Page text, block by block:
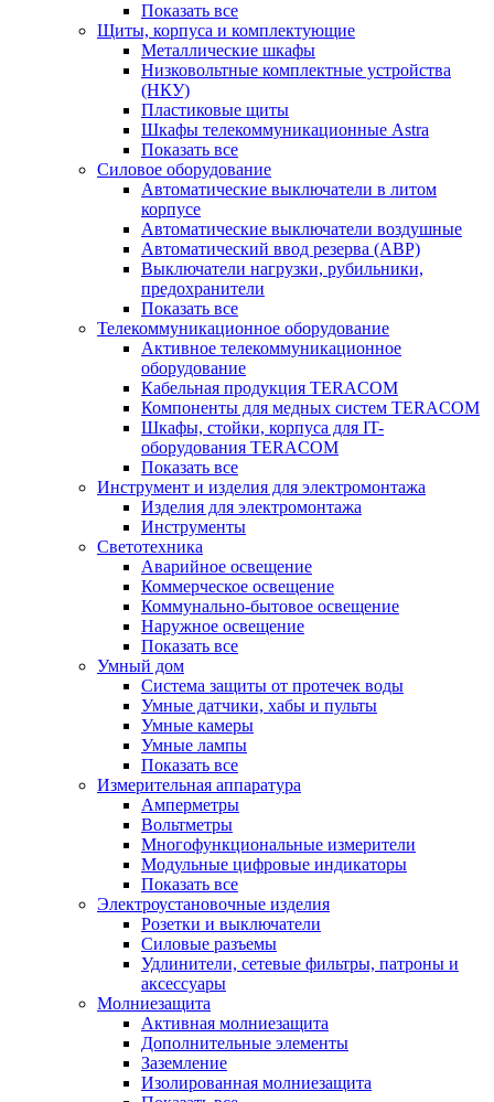
Показать все
Щиты, корпуса и комплектующие
Металлические шкафы
Низковольтные комплектные устройства
(НКУ)
Пластиковые щиты
Шкафы телекоммуникационные Astra
Показать все
Силовое оборудование
Автоматические выключатели в литом
корпусе
Автоматические выключатели воздушные
Автоматический ввод резерва (АВР)
Выключатели нагрузки, рубильники,
предохранители
Показать все
Телекоммуникационное оборудование
Активное телекоммуникационное
оборудование
Кабельная продукция TERACOM
Компоненты для медных систем TERACOM
Шкафы, стойки, корпуса для IT-
оборудования TERACOM
Показать все
Инструмент и изделия для электромонтажа
Изделия для электромонтажа
Инструменты
Светотехника
Аварийное освещение
Коммерческое освещение
Коммунально-бытовое освещение
Наружное освещение
Показать все
Умный дом
Система защиты от протечек воды
Умные датчики, хабы и пульты
Умные камеры
Умные лампы
Показать все
Измерительная аппаратура
Амперметры
Вольтметры
Многофункциональные измерители
Модульные цифровые индикаторы
Показать все
Электроустановочные изделия
Розетки и выключатели
Силовые разъемы
Удлинители, сетевые фильтры, патроны и
аксессуары
Молниезащита
Активная молниезащита
Дополнительные элементы
Заземление
Изолированная молниезащита